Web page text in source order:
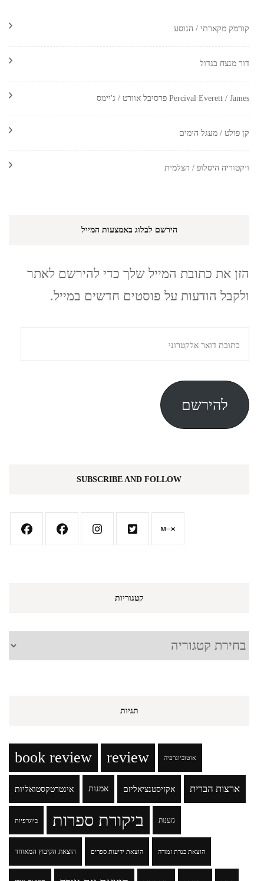
קורמק מקארתי / הנוסע
דור מנצח בגדול
Percival Everett / James פרסיבל אוורט / ג'יימס
קן פולט / מעגל הימים
ויקטוריה היסלופ / הצלמית
הירשם לבלוג באמצעות המייל
הזן את כתובת המייל שלך כדי להירשם לאתר
ולקבל הודעות על פוסטים חדשים במייל.
דואר
אלקטרוני
להירשם
SUBSCRIBE AND FOLLOW
קטגוריות
קטגוריות
תגיות
book review review אוטוביוגרפיה
אינטרטקסטואליות אמנות אקזיסטנציאליזם ארצות הברית
ביוגרפיות ביקורת ספרות גזענות
הוצאת הקיבוץ המאוחד הוצאת ידיעות ספרים הוצאת כנרת זמורה